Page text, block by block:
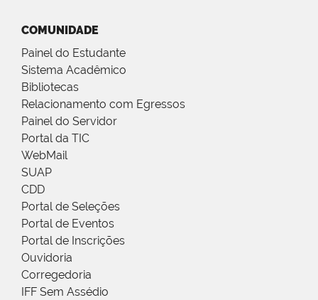
COMUNIDADE
Painel do Estudante
Sistema Acadêmico
Bibliotecas
Relacionamento com Egressos
Painel do Servidor
Portal da TIC
WebMail
SUAP
CDD
Portal de Seleções
Portal de Eventos
Portal de Inscrições
Ouvidoria
Corregedoria
IFF Sem Assédio